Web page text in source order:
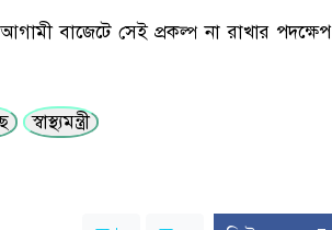
বাজেটে সেই প্রকল্প না রাখার পদক্ষেপ
স্বাস্থ্যমন্ত্রী